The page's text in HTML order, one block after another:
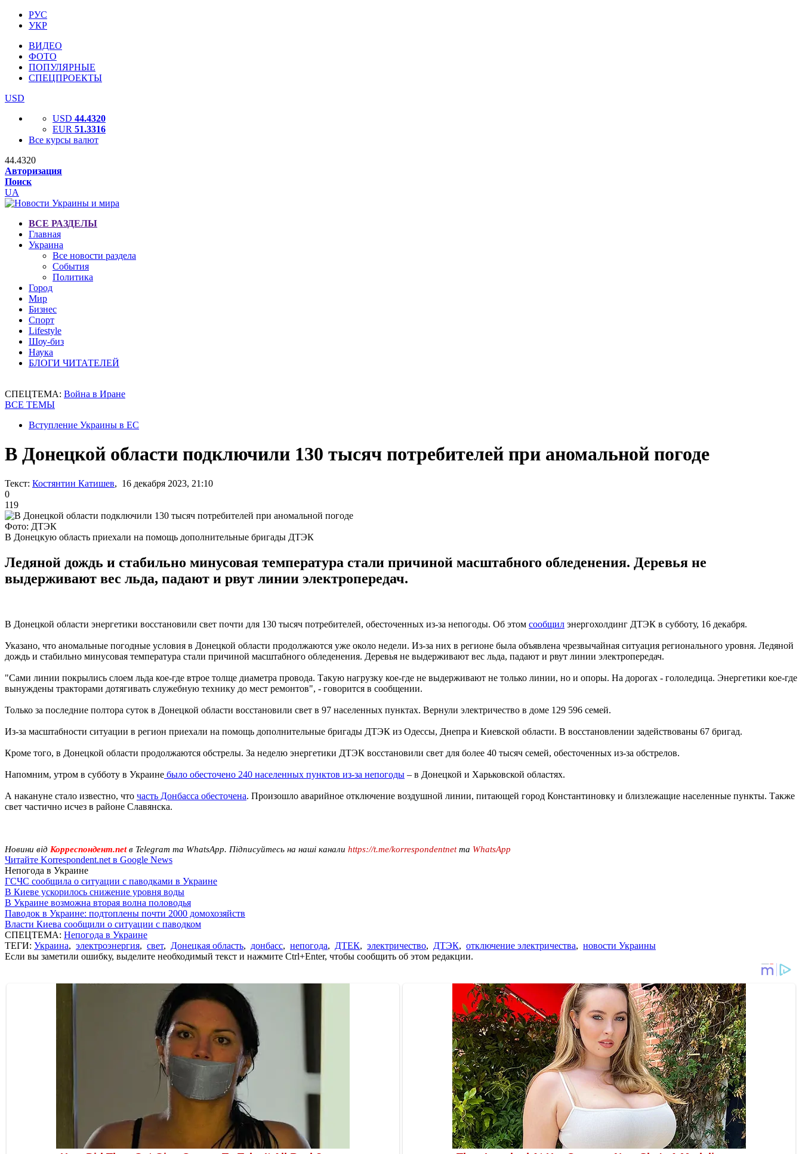
РУС
УКР
ВИДЕО
ФОТО
ПОПУЛЯРНЫЕ
СПЕЦПРОЕКТЫ
USD
USD 44.4320
EUR 51.3316
Все курсы валют
44.4320
Авторизация
Поиск
UA
ВСЕ РАЗДЕЛЫ
Главная
Украина
Все новости раздела
События
Политика
Город
Мир
Бизнес
Спорт
Lifestyle
Шоу-биз
Наука
БЛОГИ ЧИТАТЕЛЕЙ
СПЕЦТЕМА: Война в Иране
ВСЕ ТЕМЫ
Вступление Украины в ЕС
В Донецкой области подключили 130 тысяч потребителей при аномальной погоде
Текст: Костянтин Катишев, 16 декабря 2023, 21:10
0
119
Фото: ДТЭК
В Донецкую область приехали на помощь дополнительные бригады ДТЭК
Ледяной дождь и стабильно минусовая температура стали причиной масштабного обледенения. Деревья не
выдерживают вес льда, падают и рвут линии электропередач.
В Донецкой области энергетики восстановили свет почти для 130 тысяч потребителей, обесточенных из-за непогоды. Об этом сообщил энергохолдинг ДТЭК в субботу, 16 декабря.
Указано, что аномальные погодные условия в Донецкой области продолжаются уже около недели. Из-за них в регионе была объявлена чрезвычайная ситуация регионального уровня. Ледяной
дождь и стабильно минусовая температура стали причиной масштабного обледенения. Деревья не выдерживают вес льда, падают и рвут линии электропередач.
"Сами линии покрылись слоем льда кое-где втрое толще диаметра провода. Такую нагрузку кое-где не выдерживают не только линии, но и опоры. На дорогах - гололедица. Энергетики кое-где
вынуждены тракторами дотягивать служебную технику до мест ремонтов", - говорится в сообщении.
Только за последние полтора суток в Донецкой области восстановили свет в 97 населенных пунктах. Вернули электричество в доме 129 596 семей.
Из-за масштабности ситуации в регион приехали на помощь дополнительные бригады ДТЭК из Одессы, Днепра и Киевской области. В восстановлении задействованы 67 бригад.
Кроме того, в Донецкой области продолжаются обстрелы. За неделю энергетики ДТЭК восстановили свет для более 40 тысяч семей, обесточенных из-за обстрелов.
Напомним, утром в субботу в Украине было обесточено 240 населенных пунктов из-за непогоды – в Донецкой и Харьковской областях.
А накануне стало известно, что часть Донбасса обесточена. Произошло аварийное отключение воздушной линии, питающей город Константиновку и близлежащие населенные пункты. Также
свет частично исчез в районе Славянска.
Новини від Корреспондент.netв Telegram та WhatsApp. Підписуйтесь на наші канали https://t.me/korrespondentnetта WhatsApp
Читайте Korrespondent.net в Google News
Непогода в Украине
ГСЧС сообщила о ситуации с паводками в Украине
В Киеве ускорилось снижение уровня воды
В Украине возможна вторая волна половодья
Паводок в Украине: подтоплены почти 2000 домохозяйств
Власти Киева сообщили о ситуации с паводком
СПЕЦТЕМА: Непогода в Украине
ТЕГИ: Украина, электроэнергия, свет, Донецкая область, донбасс, непогода, ДТЕК, электричество, ДТЭК, отключение электричества, новости Украины
Если вы заметили ошибку, выделите необходимый текст и нажмите Ctrl+Enter, чтобы сообщить об этом редакции.